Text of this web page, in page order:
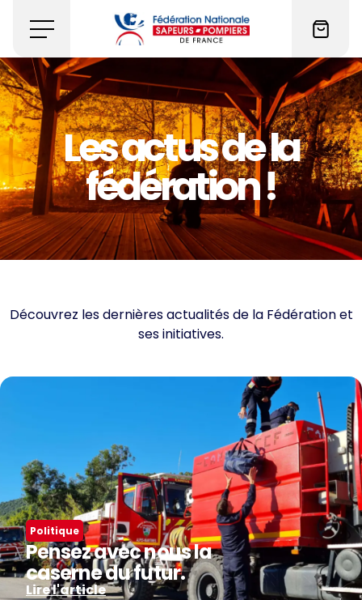
Les actus de la
fédération !
Découvrez les dernières actualités de la Fédération et
ses initiatives.
Politique
Pensez avec nous la
caserne du futur.
Lire l'article